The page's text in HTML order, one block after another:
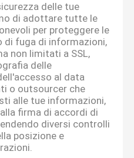
delle tue
di adottare tutte le
per proteggere le
di fuga di informazioni,
non limitati a SSL,
delle
al data
o outsourcer che
alle tue informazioni,
firma di accordi di
diversi controlli
posizione e